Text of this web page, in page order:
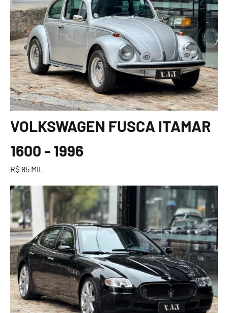
VOLKSWAGEN FUSCA ITAMAR
1600 - 1996
R$ 85 MIL